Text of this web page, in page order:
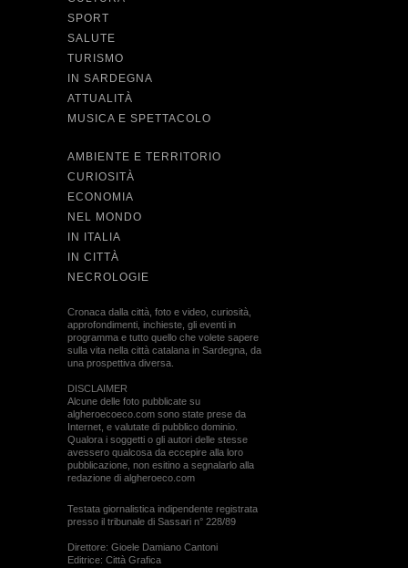
SPORT
SALUTE
TURISMO
IN SARDEGNA
ATTUALITÀ
MUSICA E SPETTACOLO
AMBIENTE E TERRITORIO
CURIOSITÀ
ECONOMIA
NEL MONDO
IN ITALIA
IN CITTÀ
NECROLOGIE
Cronaca dalla città, foto e video, curiosità,
approfondimenti, inchieste, gli eventi in
programma e tutto quello che volete sapere
sulla vita nella città catalana in Sardegna, da
una prospettiva diversa.
DISCLAIMER
Alcune delle foto pubblicate su
algheroecoeco.com sono state prese da
Internet, e valutate di pubblico dominio.
Qualora i soggetti o gli autori delle stesse
avessero qualcosa da eccepire alla loro
pubblicazione, non esitino a segnalarlo alla
redazione di algheroeco.com
Testata giornalistica indipendente registrata
presso il tribunale di Sassari n° 228/89
Direttore: Gioele Damiano Cantoni
Editrice: Città Grafica